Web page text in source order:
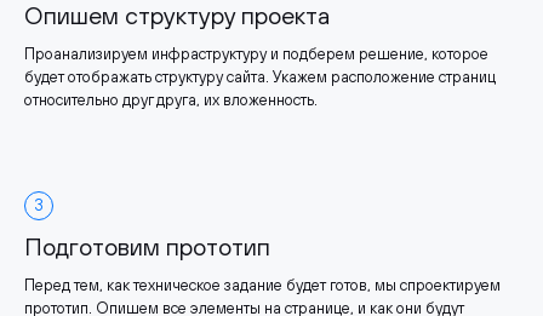
Опишем структуру проекта
Проанализируем инфраструктуру и подберем решение, которое
будет отображать структуру сайта. Укажем расположение страниц
относительно друг друга, их вложенность.
3
Подготовим прототип
Перед тем, как техническое задание будет готов, мы спроектируем
прототип. Опишем все элементы на странице, и как они будут